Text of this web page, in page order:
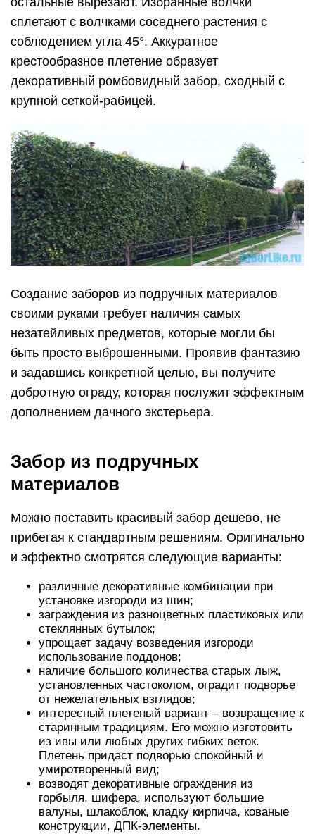
сплетают с волчками соседнего растения с
соблюдением угла 45°. Аккуратное
крестообразное плетение образует
декоративный ромбовидный забор, сходный с
крупной сеткой-рабицей.
Создание заборов из подручных материалов
своими руками требует наличия самых
незатейливых предметов, которые могли бы
быть просто выброшенными. Проявив фантазию
и задавшись конкретной целью, вы получите
добротную ограду, которая послужит эффектным
дополнением дачного экстерьера.
Забор из подручных
материалов
Можно поставить красивый забор дешево, не
прибегая к стандартным решениям. Оригинально
и эффектно смотрятся следующие варианты:
различные декоративные комбинации при
установке изгороди из шин;
заграждения из разноцветных пластиковых или
стеклянных бутылок;
упрощает задачу возведения изгороди
использование поддонов;
наличие большого количества старых лыж,
установленных частоколом, оградит подворье
от нежелательных взглядов;
интересный плетеный вариант – возвращение к
старинным традициям. Его можно изготовить
из ивы или любых других гибких веток.
Плетень придаст подворью спокойный и
умиротворенный вид;
возводят декоративные ограждения из
горбыля, шифера, используют большие
валуны, шлакоблок, кладку кирпича, кованые
конструкции, ДПК-элементы.